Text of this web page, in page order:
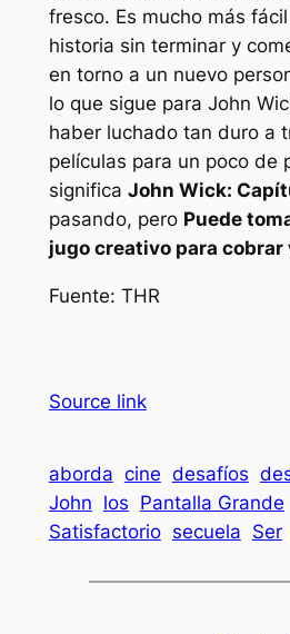
fresco. Es mucho más
historia sin terminar y
en torno a un nuevo
lo que sigue para John
haber luchado tan duro a
películas para un poco de
significa John Wick:
pasando, pero Puede
jugo creativo para cobrar
Fuente: THR
Source link
aborda cine desafíos
John los Pantalla Grande
Satisfactorio secuela Ser